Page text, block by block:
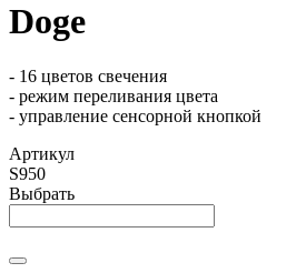
Doge
- 16 цветов свечения
- режим переливания цвета
- управление сенсорной кнопкой
Артикул
S950
Выбрать